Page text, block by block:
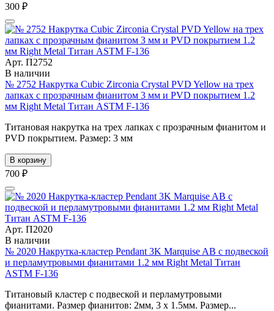
300 ₽
Арт. П2752
В наличии
№ 2752 Накрутка Cubic Zirconia Crystal PVD Yellow на трех
лапках с прозрачным фианитом 3 мм и PVD покрытием 1.2
мм Right Metal Титан ASTM F-136
Титановая накрутка на трех лапках с прозрачным фианитом и
PVD покрытием. Размер: 3 мм
В корзину
700 ₽
Арт. П2020
В наличии
№ 2020 Накрутка-кластер Pendant 3K Marquise AB с подвеской
и перламутровыми фианитами 1.2 мм Right Metal Титан
ASTM F-136
Титановый кластер с подвеской и перламутровыми
фианитами. Размер фианитов: 2мм, 3 х 1.5мм. Размер...